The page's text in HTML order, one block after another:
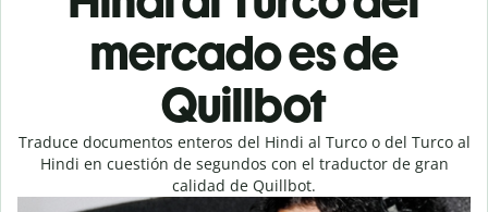
mercado es de
Quillbot
Traduce documentos enteros del Hindi al Turco o del Turco al
Hindi en cuestión de segundos con el traductor de gran
calidad de Quillbot.